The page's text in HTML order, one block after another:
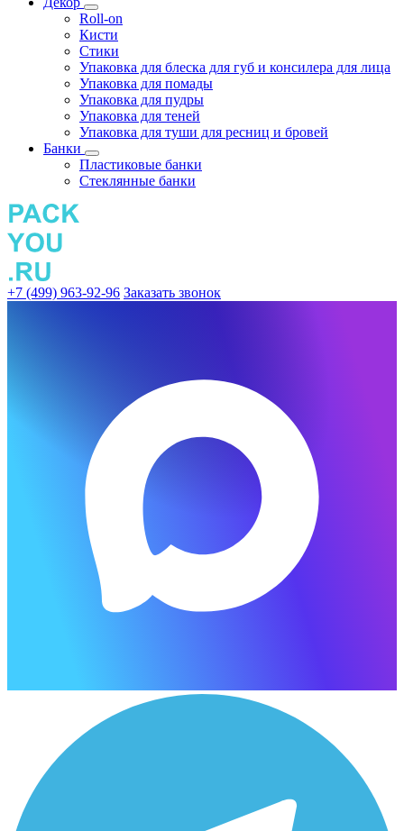
Roll-on
Кисти
Стики
Упаковка для блеска для губ и консилера для лица
Упаковка для помады
Упаковка для пудры
Упаковка для теней
Упаковка для туши для ресниц и бровей
Банки
Пластиковые банки
Стеклянные банки
+7 (499) 963-92-96 Заказать звонок